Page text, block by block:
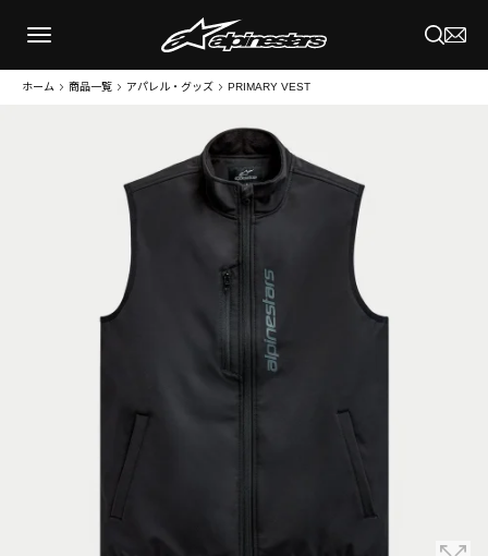
ホーム 商品一覧 アパレル・グッズ PRIMARY VEST